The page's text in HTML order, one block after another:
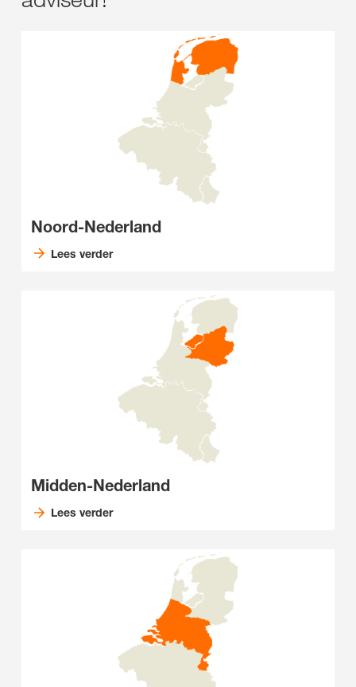
Noord-Nederland
Lees verder
Midden-Nederland
Lees verder